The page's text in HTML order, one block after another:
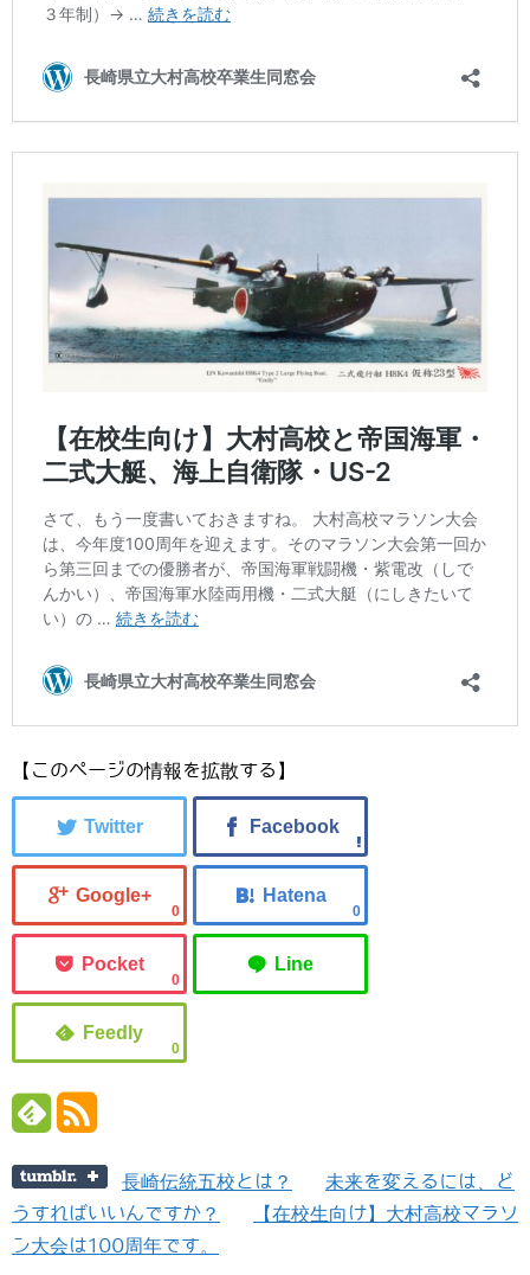
【このページの情報を拡散する】
0 0
0
0
長崎伝統五校とは？
未来を変えるには、ど
うすればいいんですか？
【在校生向け】大村高校マラソ
ン大会は100周年です。